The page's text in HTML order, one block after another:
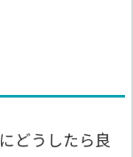
どうしたら良